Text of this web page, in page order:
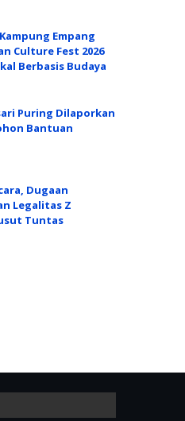
Empang
Culture Fest 2026
Berbasis Budaya
Puring Dilaporkan
Bantuan
Dugaan
Legalitas Z
Tuntas